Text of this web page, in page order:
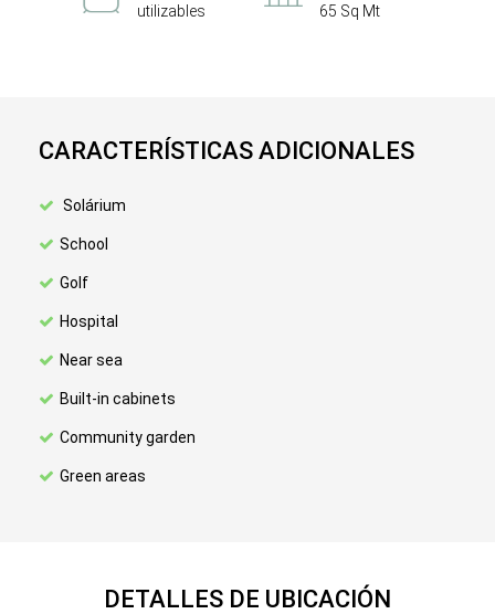
utilizables 65 Sq Mt
CARACTERÍSTICAS ADICIONALES
Solárium
School
Golf
Hospital
Near sea
Built-in cabinets
Community garden
Green areas
DETALLES DE UBICACIÓN